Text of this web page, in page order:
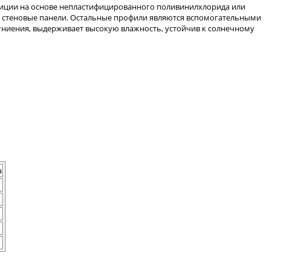
на основе непластифицированного поливинилхлорида или
панели. Остальные профили являются вспомогательными
выдерживает высокую влажность, устойчив к солнечному